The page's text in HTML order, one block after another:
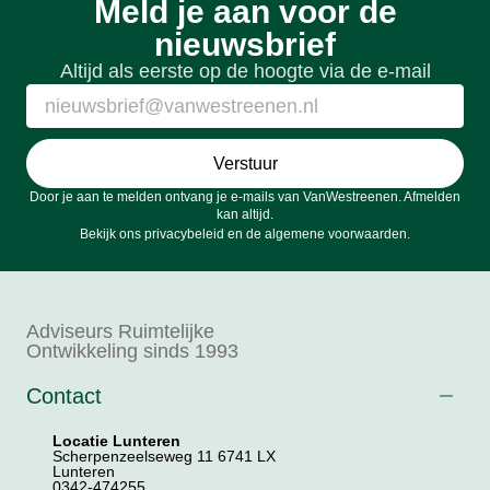
Meld je aan voor de
nieuwsbrief
Altijd als eerste op de hoogte via de e-mail
Verstuur
Door je aan te melden ontvang je e-mails van VanWestreenen. Afmelden
kan altijd.
Bekijk ons privacybeleid en de algemene voorwaarden.
Adviseurs Ruimtelijke
Ontwikkeling sinds 1993
Contact
Locatie Lunteren
Scherpenzeelseweg 11 6741 LX
Lunteren